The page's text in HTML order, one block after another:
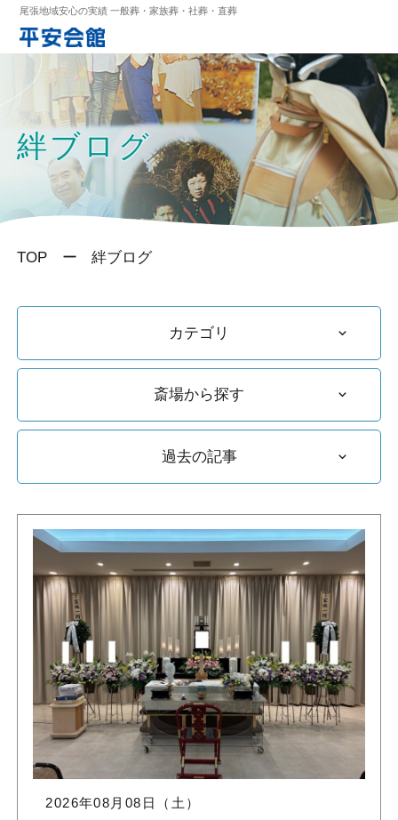
尾張地域安心の実績 一般葬・家族葬・社葬・直葬
絆ブログ
TOP 絆ブログ
カテゴリ
斎場から探す
過去の記事
2026年08月08日（土）